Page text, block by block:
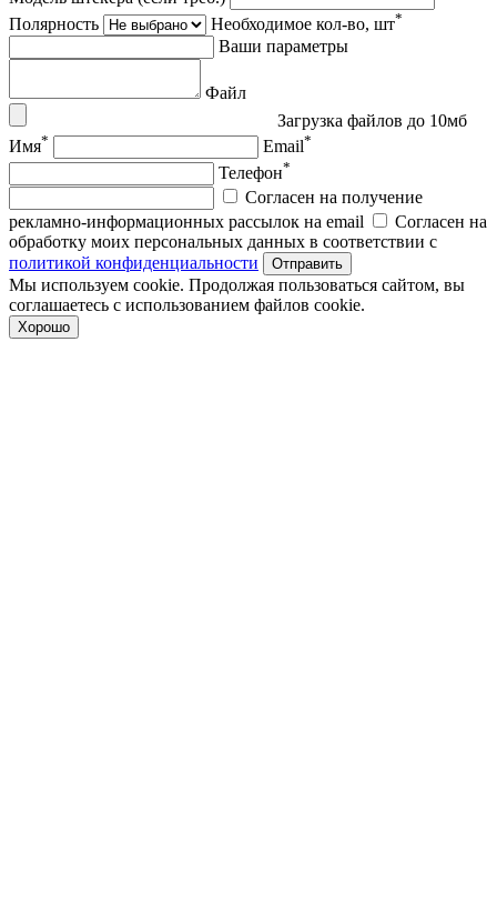
Полярность
Необходимое кол-во, шт*
Ваши параметры
Файл
Загрузка файлов до 10мб
Имя* Email*
Телефон*
Согласен на получение
рекламно-информационных рассылок на email
Согласен на
обработку моих персональных данных в соответствии с
политикой конфиденциальности
Отправить
Мы используем cookie. Продолжая пользоваться сайтом, вы
соглашаетесь с использованием файлов cookie.
Хорошо